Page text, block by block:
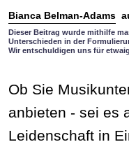
Bianca Belman-Adams
Dieser Beitrag wurde mithilfe
Unterschieden in der
Wir entschuldigen uns für
Ob Sie
anbieten - sei es
Leidenschaft in